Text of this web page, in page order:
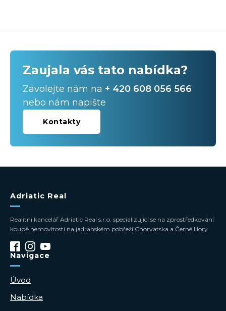
Zaujala vás tato nabídka?
Zavolejte nám na + 420 608 056 566
nebo nám napište
Kontakty
Adriatic Real
Realitní kancelář Adriatic Real s.r.o. specializující se na zprostředkování
koupě nemovitosti na jadranském pobřeží Chorvatska a Černé Hory.
Navigace
Úvod
Nabídka